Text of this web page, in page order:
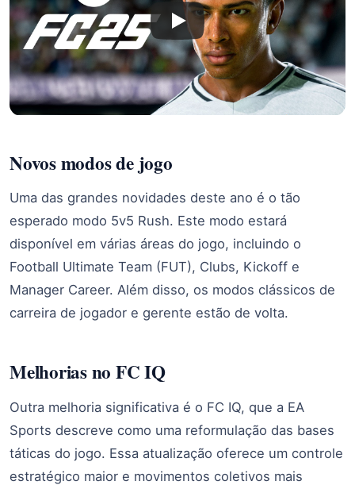
Novos modos de jogo
Uma das grandes novidades deste ano é o tão
esperado modo 5v5 Rush. Este modo estará
disponível em várias áreas do jogo, incluindo o
Football Ultimate Team (FUT), Clubs, Kickoff e
Manager Career. Além disso, os modos clássicos de
carreira de jogador e gerente estão de volta.
Melhorias no FC IQ
Outra melhoria significativa é o FC IQ, que a EA
Sports descreve como uma reformulação das bases
táticas do jogo. Essa atualização oferece um controle
estratégico maior e movimentos coletivos mais